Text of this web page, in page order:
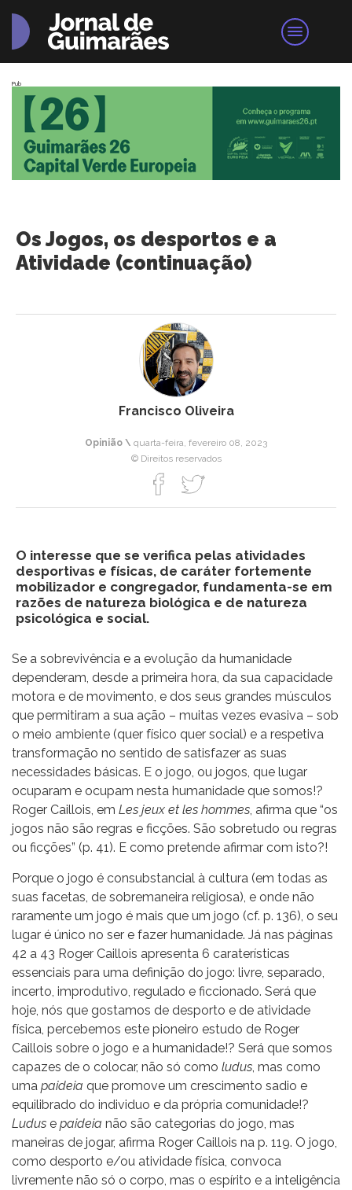
Pub
Os Jogos, os desportos e a
Atividade (continuação)
Francisco Oliveira
Opinião \ quarta-feira, fevereiro 08, 2023
© Direitos reservados
O interesse que se verifica pelas atividades
desportivas e físicas, de caráter fortemente
mobilizador e congregador, fundamenta-se em
razões de natureza biológica e de natureza
psicológica e social.
Se a sobrevivência e a evolução da humanidade
dependeram, desde a primeira hora, da sua capacidade
motora e de movimento, e dos seus grandes músculos
que permitiram a sua ação – muitas vezes evasiva – sob
o meio ambiente (quer físico quer social) e a respetiva
transformação no sentido de satisfazer as suas
necessidades básicas. E o jogo, ou jogos, que lugar
ocuparam e ocupam nesta humanidade que somos!?
Roger Caillois, em Les jeux et les hommes , afirma que “os
jogos não são regras e ficções. São sobretudo ou regras
ou ficções” (p. 41). E como pretende afirmar com isto?!
Porque o jogo é consubstancial à cultura (em todas as
suas facetas, de sobremaneira religiosa), e onde não
raramente um jogo é mais que um jogo (cf. p. 136), o seu
lugar é único no ser e fazer humanidade. Já nas páginas
42 a 43 Roger Caillois apresenta 6 caraterísticas
essenciais para uma definição do jogo: livre, separado,
incerto, improdutivo, regulado e ficcionado. Será que
hoje, nós que gostamos de desporto e de atividade
física, percebemos este pioneiro estudo de Roger
Caillois sobre o jogo e a humanidade!? Será que somos
capazes de o colocar, não só como ludus , mas como
uma paideia que promove um crescimento sadio e
equilibrado do individuo e da própria comunidade!?
Ludus e paideia não são categorias do jogo, mas
maneiras de jogar, afirma Roger Caillois na p. 119. O jogo,
como desporto e/ou atividade física, convoca
livremente não só o corpo, mas o espírito e a inteligência